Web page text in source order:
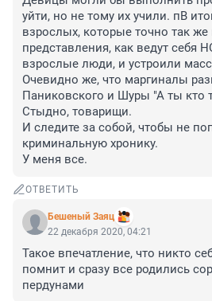
уйти, но не тому их учили. пВ
взрослых, которые точно так
представления, как ведут
взрослые люди, и устроили
Очевидно же, что маргиналы
Паниковского и Шуры "А ты кто
Стыдно, товарищи.
И следите за собой, чтобы не
криминальную хронику.
У меня все.
ОТВЕТИТЬ
Бешеный Заяц
22 декабря 2020, 04:21
Такое впечатление, что никто
помнит и сразу все родились
пердунами